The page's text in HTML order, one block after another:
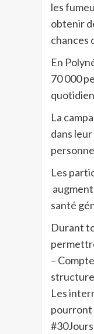
les
obtenir
chances
En
70 000
La
dans
Les
santé
Durant
–
Les
pourront